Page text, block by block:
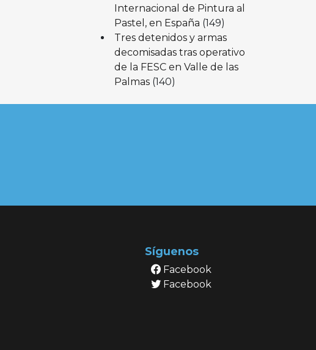
Internacional de Pintura al
Pastel, en España (149)
Tres detenidos y armas
decomisadas tras operativo
de la FESC en Valle de las
Palmas (140)
Síguenos
Facebook
Facebook